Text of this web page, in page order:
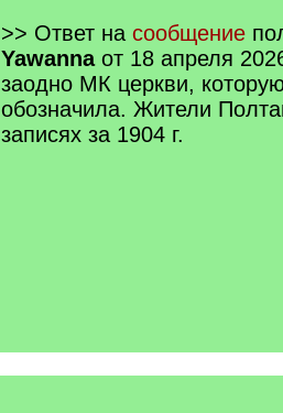
>> Ответ на сообщение
Yawannaот 18 апреля
заодно МК церкви,
обозначила. Жители
записях за 1904 г.